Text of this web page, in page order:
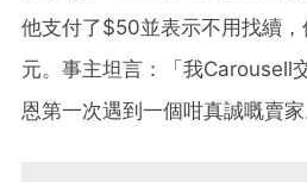
他支付了$50並表示不用找續，
元。事主坦言：「我Carousell
恩第一次遇到一個咁真誠嘅賣家